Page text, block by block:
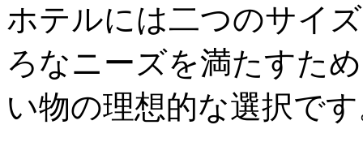
ホテルには二つのサイ
ろなニーズを満たすた
い物の理想的な選択で